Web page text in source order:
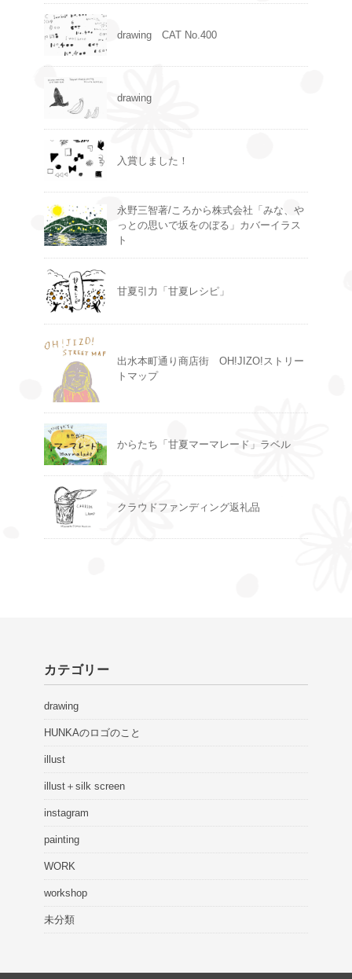
drawing CAT No.400
drawing
入賞しました！
永野三智著/ころから株式会社「みな、や
っとの思いで坂をのぼる」カバーイラス
ト
甘夏引力「甘夏レシピ」
出水本町通り商店街 OH!JIZO!ストリー
トマップ
からたち「甘夏マーマレード」ラベル
クラウドファンディング返礼品
カテゴリー
drawing
HUNKAのロゴのこと
illust
illust＋silk screen
instagram
painting
WORK
workshop
未分類